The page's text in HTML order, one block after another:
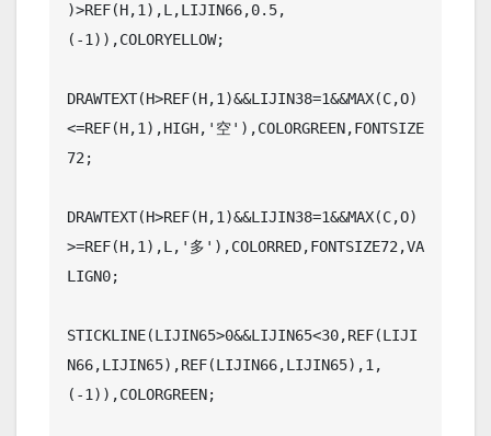
)>REF(H,1),L,LIJIN66,0.5,
(-1)),COLORYELLOW;
DRAWTEXT(H>REF(H,1)&&LIJIN38=1&&MAX(C,O)
<=REF(H,1),HIGH,'空'),COLORGREEN,FONTSIZE
72;
DRAWTEXT(H>REF(H,1)&&LIJIN38=1&&MAX(C,O)
>=REF(H,1),L,'多'),COLORRED,FONTSIZE72,VA
LIGN0;
STICKLINE(LIJIN65>0&&LIJIN65<30,REF(LIJI
N66,LIJIN65),REF(LIJIN66,LIJIN65),1,
(-1)),COLORGREEN;